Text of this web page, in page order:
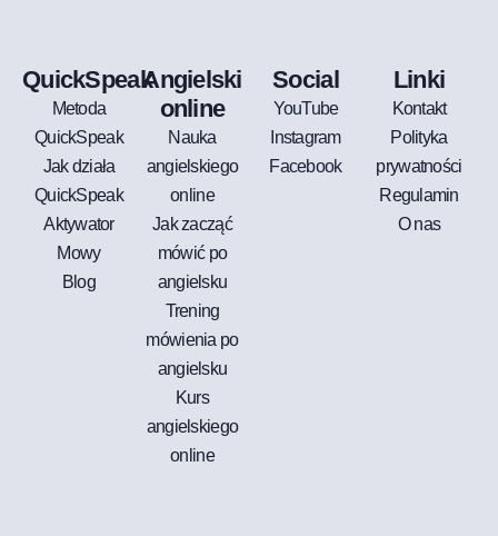
QuickSpeak
Metoda
QuickSpeak
Jak działa
QuickSpeak
Aktywator
Mowy
Blog
Angielski
online
Nauka
angielskiego
online
Jak zacząć
mówić po
angielsku
Trening
mówienia po
angielsku
Kurs
angielskiego
online
Social
YouTube
Instagram
Facebook
Linki
Kontakt
Polityka
prywatności
Regulamin
O nas